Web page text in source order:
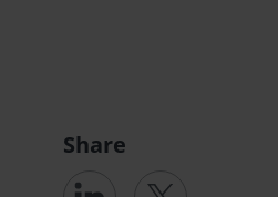
Share